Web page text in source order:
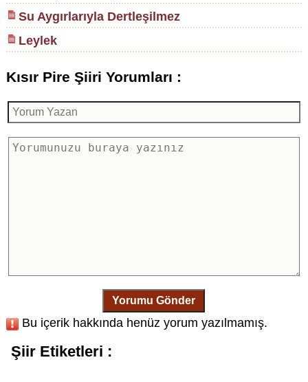
Su Aygırlarıyla Dertleşilmez
Leylek
Kısır Pire Şiiri Yorumları :
Yorumu Gönder
Bu içerik hakkında henüz yorum yazılmamış.
Şiir Etiketleri :